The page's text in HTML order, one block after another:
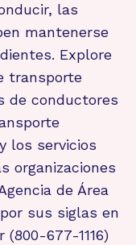
las
mantenerse
Explore
transporte
de conductores
los servicios
organizaciones
de Área
sus siglas en
677-1116)